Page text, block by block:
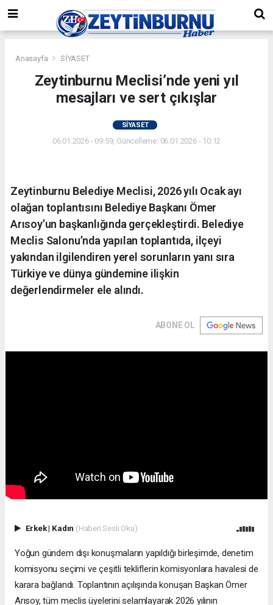
Anasayfa SİYASET
Zeytinburnu Meclisi’nde yeni yıl
mesajları ve sert çıkışlar
SİYASET
06.01.2026 - 09:59, Güncelleme: 06.01.2026 - 10:12
Zeytinburnu Belediye Meclisi, 2026 yılı Ocak ayı
olağan toplantısını Belediye Başkanı Ömer
Arısoy’un başkanlığında gerçekleştirdi. Belediye
Meclis Salonu’nda yapılan toplantıda, ilçeyi
yakından ilgilendiren yerel sorunların yanı sıra
Türkiye ve dünya gündemine ilişkin
değerlendirmeler ele alındı.
ABONE OL
Erkek| Kadın (Haberi Sesli Oku)
Yoğun gündem dışı konuşmaların yapıldığı birleşimde, denetim
komisyonu seçimi ve çeşitli tekliflerin komisyonlara havalesi de
karara bağlandı. Toplantının açılışında konuşan Başkan Ömer
Arısoy, tüm meclis üyelerini selamlayarak 2026 yılının